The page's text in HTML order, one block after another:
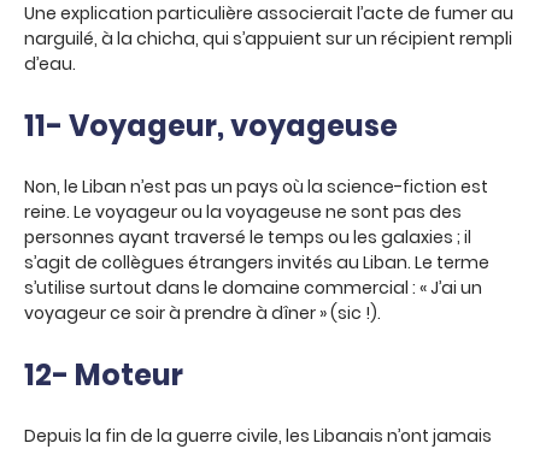
Une explication particulière associerait l’acte de fumer au
narguilé, à la chicha, qui s’appuient sur un récipient rempli
d’eau.
11- Voyageur, voyageuse
Non, le Liban n’est pas un pays où la science-fiction est
reine. Le voyageur ou la voyageuse ne sont pas des
personnes ayant traversé le temps ou les galaxies ; il
s’agit de collègues étrangers invités au Liban. Le terme
s’utilise surtout dans le domaine commercial : « J’ai un
voyageur ce soir à prendre à dîner » (sic !).
12- Moteur
Depuis la fin de la guerre civile, les Libanais n’ont jamais